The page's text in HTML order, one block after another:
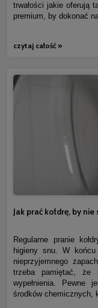
trwałości jakie oferują
premium, by dokonać
czytaj całość »
Jak prać kołdrę, by
Regularne pranie
higieny snu. W
nieprzyjemnego
trzeba pamiętać, że
wypełnienia. Pewne
środków chemicznych,